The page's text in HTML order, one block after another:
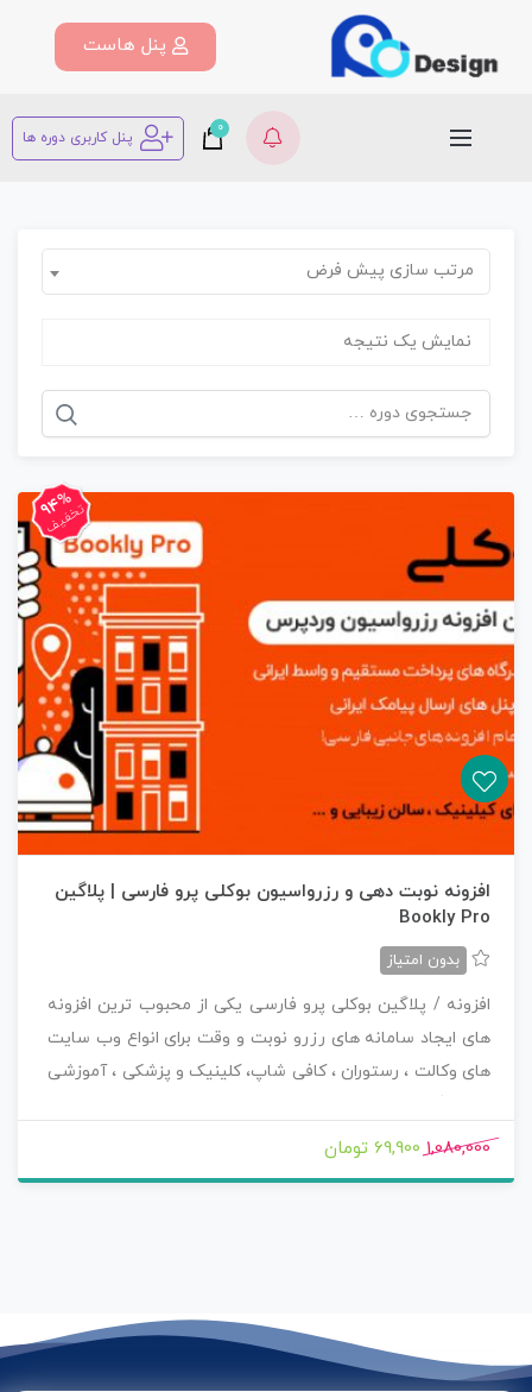
پنل هاست
0 پنل کاربری دوره ها
مرتب سازی پیش فرض
نمایش یک نتیجه
94%
تخفیف
افزونه نوبت دهی و رزرواسیون بوکلی پرو فارسی | پلاگین
Bookly Pro
بدون امتیاز
افزونه / پلاگین بوکلی پرو فارسی یکی از محبوب ترین افزونه
های ایجاد سامانه های رزرو نوبت و وقت برای انواع وب سایت
های وکالت ، رستوران ، کافی شاپ، کلینیک و پزشکی ، آموزشی
ایجاد بستر مناسب برای رزرو وقت انلاین و هوشمند دارند بوده
پرداخت و پی پینگ) به صورت کاملا فارسی و تقویم فارسی با
اپدیت منظم و بدون محدودیت لایسنس با خیال راحت خرید
1,080,000 69,900 تومان